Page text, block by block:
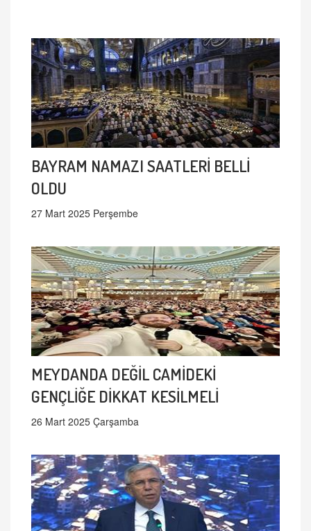
BAYRAM NAMAZI SAATLERİ BELLİ
OLDU
27 Mart 2025 Perşembe
MEYDANDA DEĞİL CAMİDEKİ
GENÇLİĞE DİKKAT KESİLMELİ
26 Mart 2025 Çarşamba